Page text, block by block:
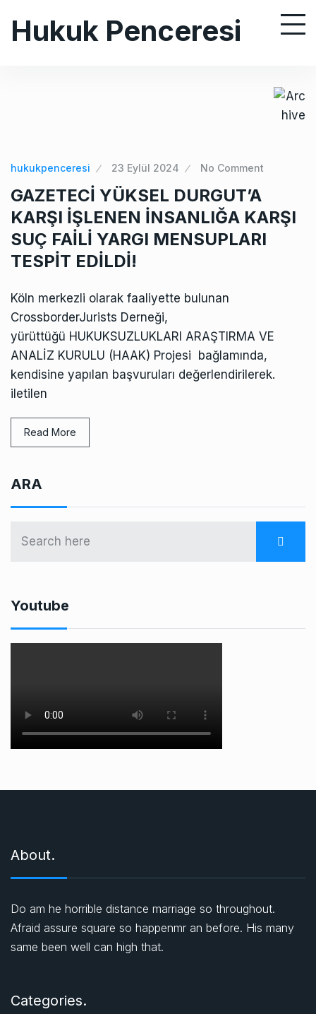
Hukuk Penceresi
hukukpenceresi 23 Eylül 2024 No Comment
GAZETECİ YÜKSEL DURGUT’A
KARŞI İŞLENEN İNSANLIĞA KARŞI
SUÇ FAİLİ YARGI MENSUPLARI
TESPİT EDİLDİ!
Köln merkezli olarak faaliyette bulunan
CrossborderJurists Derneği,
yürüttüğü HUKUKSUZLUKLARI ARAŞTIRMA VE
ANALİZ KURULU (HAAK) Projesi bağlamında,
kendisine yapılan başvuruları değerlendirilerek.
iletilen
Read More
ARA
Youtube
About.
Do am he horrible distance marriage so throughout.
Afraid assure square so happenmr an before. His many
same been well can high that.
Categories.